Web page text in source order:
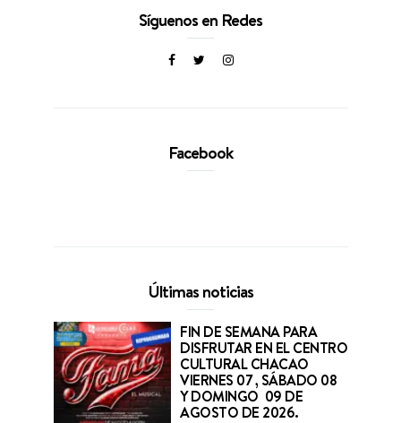
Síguenos en Redes
Facebook
Últimas noticias
FIN DE SEMANA PARA
DISFRUTAR EN EL CENTRO
CULTURAL CHACAO
VIERNES 07 , SÁBADO 08
Y DOMINGO 09 DE
AGOSTO DE 2026.